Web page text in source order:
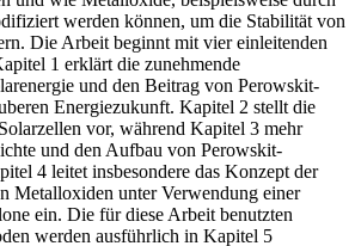
werden können, um die Stabilität von
Die Arbeit beginnt mit vier einleitenden
1 erklärt die zunehmende
und den Beitrag von Perowskit-
Energiezukunft. Kapitel 2 stellt die
vor, während Kapitel 3 mehr
und den Aufbau von Perowskit-
4 leitet insbesondere das Konzept der
Metalloxiden unter Verwendung einer
ein. Die für diese Arbeit benutzten
werden ausführlich in Kapitel 5